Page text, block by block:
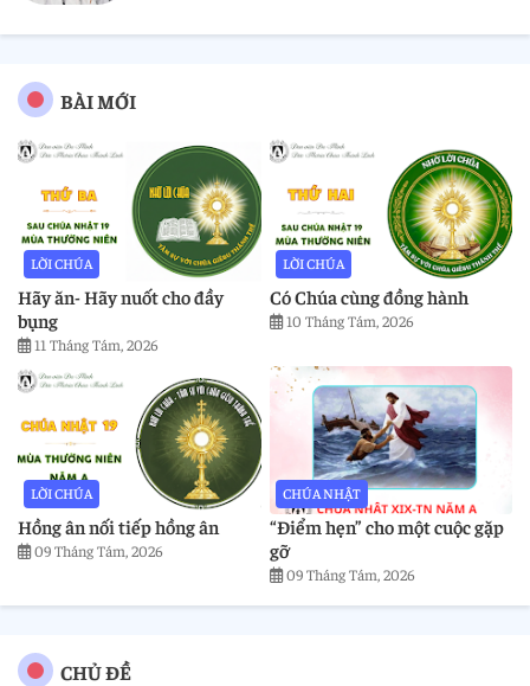
BÀI MỚI
LỜI CHÚA
Hãy ăn- Hãy nuốt cho đầy
bụng
11 Tháng Tám, 2026
LỜI CHÚA
Có Chúa cùng đồng hành
10 Tháng Tám, 2026
LỜI CHÚA
Hồng ân nối tiếp hồng ân
09 Tháng Tám, 2026
CHÚA NHẬT
“Điểm hẹn” cho một cuộc gặp
gỡ
09 Tháng Tám, 2026
CHỦ ĐỀ